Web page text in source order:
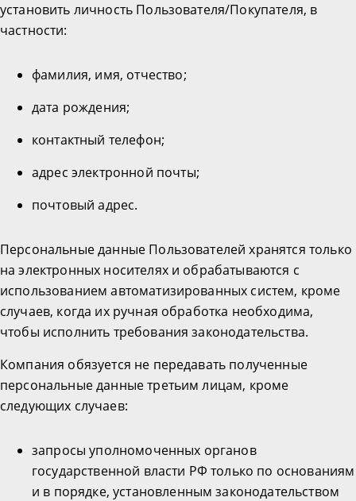
установить личность Пользователя/Покупателя, в
частности:
фамилия, имя, отчество;
дата рождения;
контактный телефон;
адрес электронной почты;
почтовый адрес.
Персональные данные Пользователей хранятся только
на электронных носителях и обрабатываются с
использованием автоматизированных систем, кроме
случаев, когда их ручная обработка необходима,
чтобы исполнить требования законодательства.
Компания обязуется не передавать полученные
персональные данные третьим лицам, кроме
следующих случаев:
запросы уполномоченных органов
государственной власти РФ только по основаниям
и в порядке, установленным законодательством